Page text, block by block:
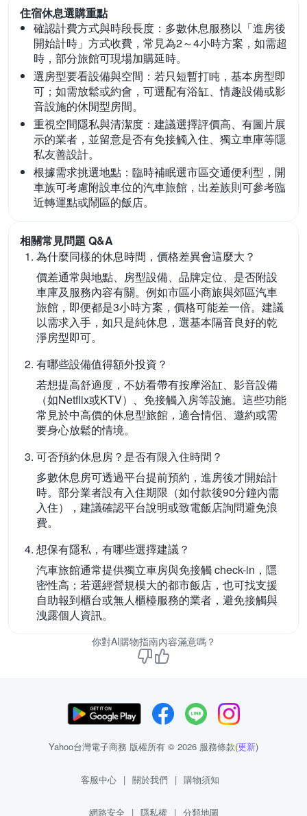
住宿休息選購重點
確認計費方式與時段長度： 多數休息服務以「進房後
開始計時」方式收費，常見為2～4小時方案，如需超
時，部分旅館可現場加購延時。
選房型要看設備與空間： 若只短暫打盹，基本房型即
可；如需放鬆或約會，可選配有浴缸、情趣設備或影
音設施的休閒型房間。
重視空間隱私與清潔度： 建議選擇評價高、有圖片展
示的業者，並留意是否有免接觸入住、獨立車庫等隱
私友善設計。
根據需求挑選地點： 臨時補眠選市區交通便利型，開
車族可考慮附設車位的汽車旅館，出差族則可參考臨
近轉運點或鬧區的飯店。
相關常見問題 Q&A
為什麼同樣的休息時間，價格差異會這麼大？
價差通常與地點、房型設備、品牌定位、是否附設
車庫及服務內容有關。例如市區小商旅與郊區汽車
旅館，即便都是3小時方案，價格可能差一倍。建議
以需求入手，如只是純休息，選基本隔音良好的乾
淨房型即可。
有哪些設備值得額外投資？
若想提高舒適度，不妨看帶有按摩浴缸、影音設備
（如Netflix或KTV）、免接觸入房等設施。這些功能
常見於中高價的休息型旅館，適合情侶、邀約或需
要身心放鬆的情境。
可否預約休息房？是否有限入住時間？
多數休息房可透過平台提前預約，進房後才開始計
時。部分業者設有入住期限（如付款後90分鐘內需
入住），建議確認平台說明或致電飯店詢問避免浪
費。
想保有隱私，有哪些選擇建議？
汽車旅館通常提供獨立車房與免接觸 check-in，隱
密性高；若選經營規模大的都市飯店，也可找支援
自助報到櫃台或無人櫃檯服務的業者，避免接觸與
洩露個人資訊。
你對AI購物指南內容滿意嗎？
Yahoo台灣電子商務 版權所有 © 2026 服務條款(更新)
客服中心 | 關於我們 | 購物須知
網路安全 | 隱私權 | 分類地圖